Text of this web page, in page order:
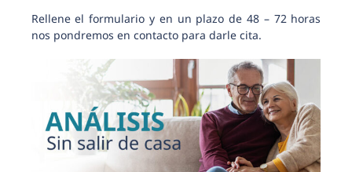
Rellene el formulario y en un plazo de 48 – 72 horas
nos pondremos en contacto para darle cita.